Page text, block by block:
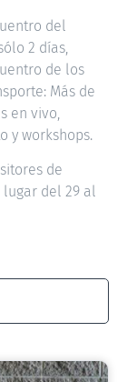
del
2 días,
de los
Más de
en vivo,
y workshops.
de
lugar del 29 al